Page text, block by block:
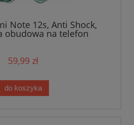
Note 12s, Anti Shock,
obudowa na telefon
59,99 zł
do koszyka